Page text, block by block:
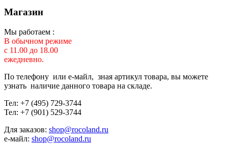
Магазин
Мы работаем :
В обычном режиме
с 11.00 до 18.00
ежедневно.
По телефону или е-майл, зная артикул товара, вы можете
узнать наличие данного товара на складе.
Тел: +7 (495) 729-3744
Тел: +7 (901) 529-3744
Для заказов: shop@rocoland.ru
е-майл: shop@rocoland.ru